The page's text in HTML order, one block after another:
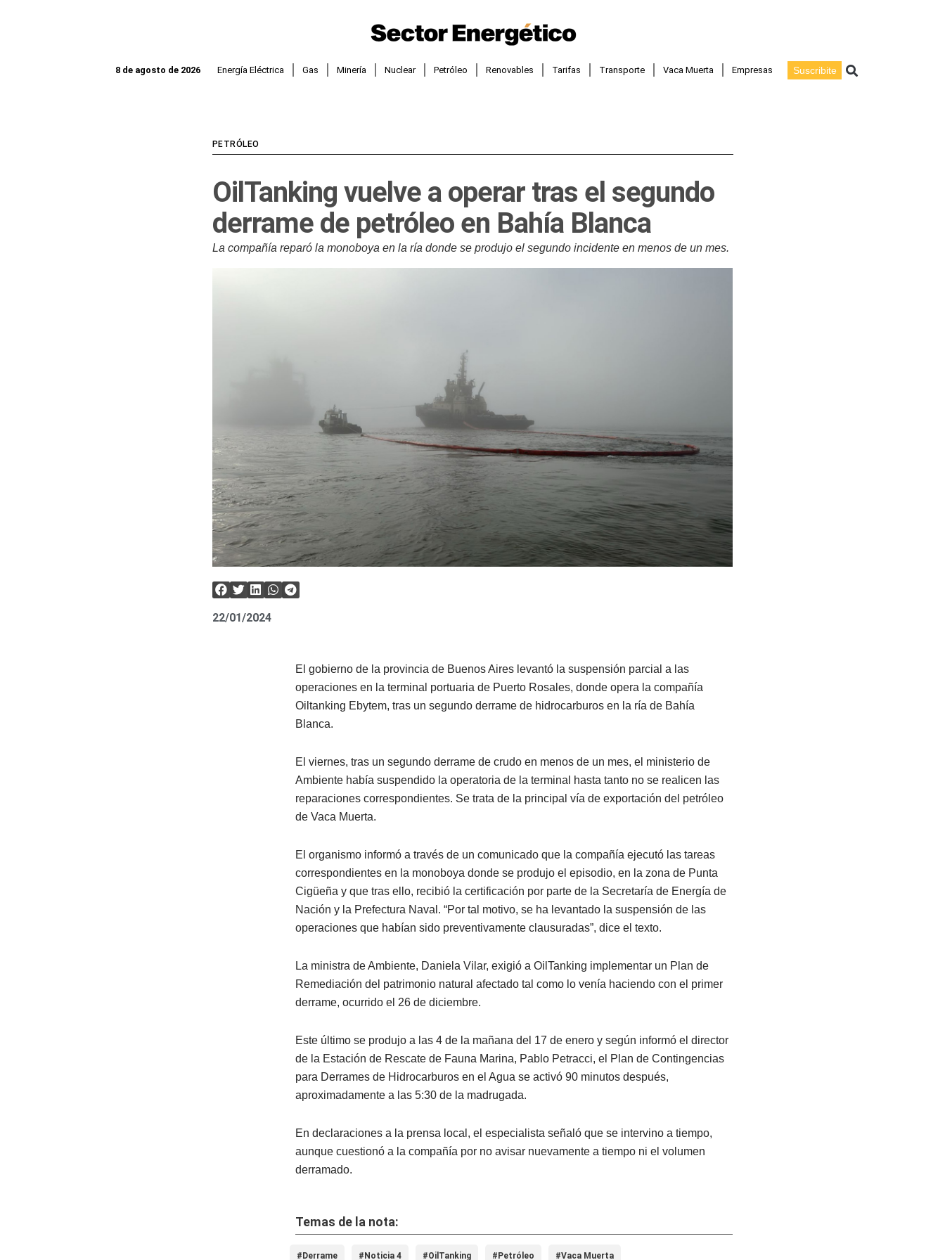
8 de agosto de 2026 Energía Eléctrica Gas Minería Nuclear Petróleo Renovables Tarifas Transporte Vaca Muerta Empresas Suscribite Buscar
PETRÓLEO
OilTanking vuelve a operar tras el segundo
derrame de petróleo en Bahía Blanca
La compañía reparó la monoboya en la ría donde se produjo el segundo incidente en menos de un mes.
22/01/2024
El gobierno de la provincia de Buenos Aires levantó la suspensión parcial a las
operaciones en la terminal portuaria de Puerto Rosales, donde opera la compañía
Oiltanking Ebytem, tras un segundo derrame de hidrocarburos en la ría de Bahía
Blanca.
El viernes, tras un segundo derrame de crudo en menos de un mes, el ministerio de
Ambiente había suspendido la operatoria de la terminal hasta tanto no se realicen las
reparaciones correspondientes. Se trata de la principal vía de exportación del petróleo
de Vaca Muerta.
El organismo informó a través de un comunicado que la compañía ejecutó las tareas
correspondientes en la monoboya donde se produjo el episodio, en la zona de Punta
Cigüeña y que tras ello, recibió la certificación por parte de la Secretaría de Energía de
Nación y la Prefectura Naval. “Por tal motivo, se ha levantado la suspensión de las
operaciones que habían sido preventivamente clausuradas”, dice el texto.
La ministra de Ambiente, Daniela Vilar, exigió a OilTanking implementar un Plan de
Remediación del patrimonio natural afectado tal como lo venía haciendo con el primer
derrame, ocurrido el 26 de diciembre.
Este último se produjo a las 4 de la mañana del 17 de enero y según informó el director
de la Estación de Rescate de Fauna Marina, Pablo Petracci, el Plan de Contingencias
para Derrames de Hidrocarburos en el Agua se activó 90 minutos después,
aproximadamente a las 5:30 de la madrugada.
En declaraciones a la prensa local, el especialista señaló que se intervino a tiempo,
aunque cuestionó a la compañía por no avisar nuevamente a tiempo ni el volumen
derramado.
Temas de la nota:
#Derrame #Noticia 4 #OilTanking #Petróleo #Vaca Muerta